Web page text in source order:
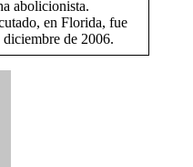
abolicionista.
en Florida, fue
de 2006.